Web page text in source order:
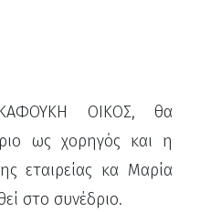
ΟΙΚΟΣ, θα
ως χορηγός και η
εταιρείας κα Μαρία
στο συνέδριο.